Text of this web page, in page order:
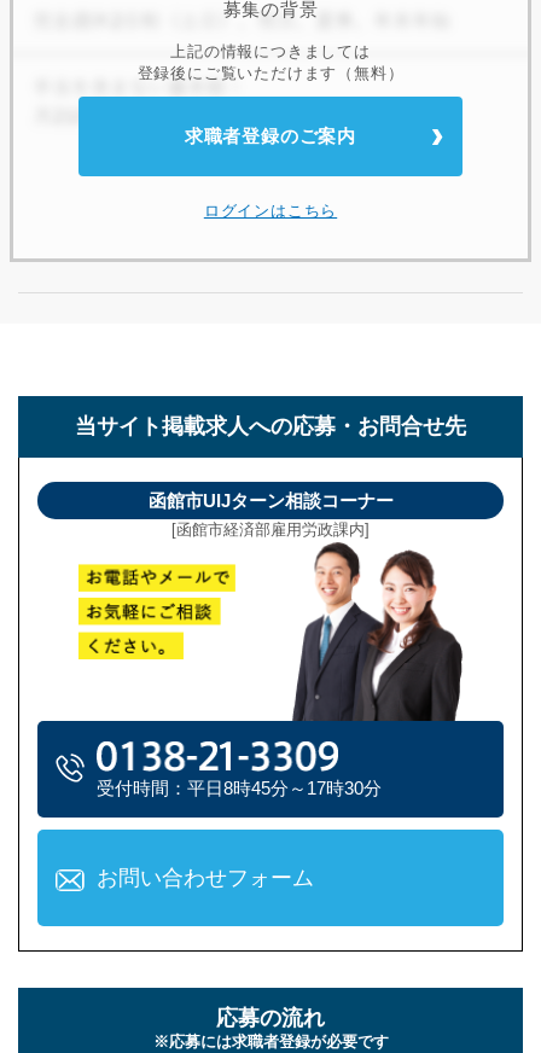
募集の背景
上記の情報につきましては
登録後にご覧いただけます（無料）
求職者登録のご案内
ログインはこちら
当サイト掲載求人への応募・お問合せ先
函館市UIJターン相談コーナー
[函館市経済部雇用労政課内]
受付時間：平日8時45分～17時30分
お問い合わせフォーム
応募の流れ
※応募には求職者登録が必要です